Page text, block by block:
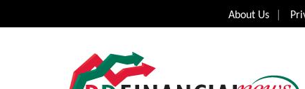
About Us|